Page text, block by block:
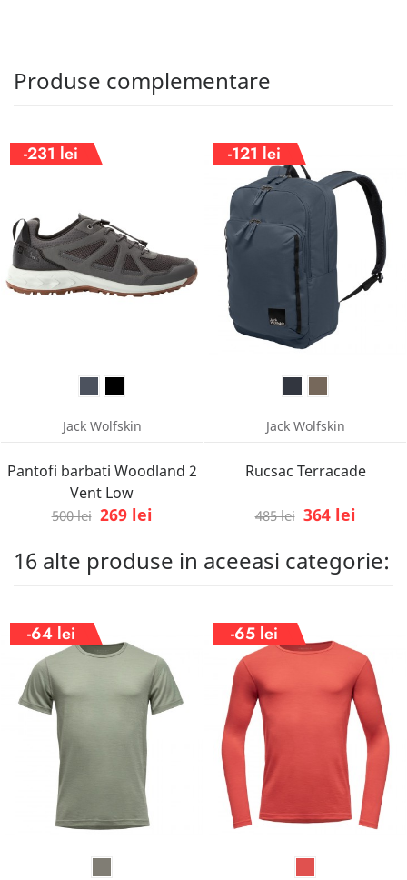
Produse complementare
-231 lei
Jack Wolfskin
Pantofi barbati Woodland 2
Vent Low
500 lei 269 lei
-121 lei
Jack Wolfskin
Rucsac Terracade
485 lei 364 lei
16 alte produse in aceeasi categorie:
-64 lei -65 lei